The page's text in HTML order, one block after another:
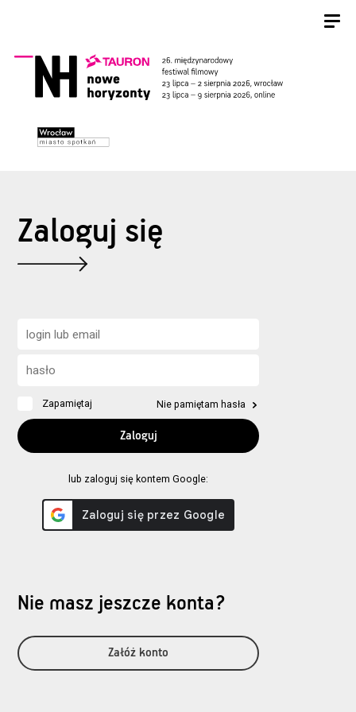
Zaloguj się
Zapamiętaj Nie pamiętam hasła
lub zaloguj się kontem Google:
Nie masz jeszcze konta?
Załóż konto